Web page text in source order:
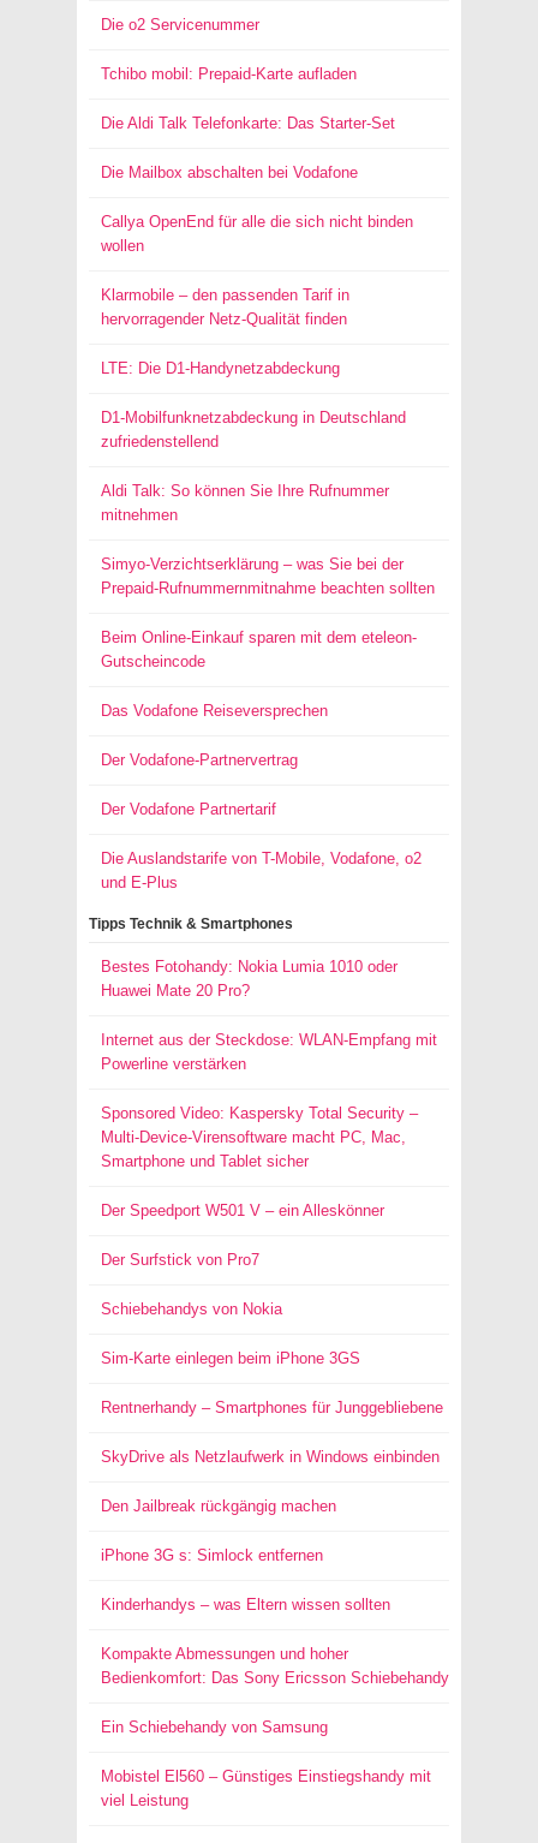
Die o2 Servicenummer
Tchibo mobil: Prepaid-Karte aufladen
Die Aldi Talk Telefonkarte: Das Starter-Set
Die Mailbox abschalten bei Vodafone
Callya OpenEnd für alle die sich nicht binden
wollen
Klarmobile – den passenden Tarif in
hervorragender Netz-Qualität finden
LTE: Die D1-Handynetzabdeckung
D1-Mobilfunknetzabdeckung in Deutschland
zufriedenstellend
Aldi Talk: So können Sie Ihre Rufnummer
mitnehmen
Simyo-Verzichtserklärung – was Sie bei der
Prepaid-Rufnummernmitnahme beachten sollten
Beim Online-Einkauf sparen mit dem eteleon-
Gutscheincode
Das Vodafone Reiseversprechen
Der Vodafone-Partnervertrag
Der Vodafone Partnertarif
Die Auslandstarife von T-Mobile, Vodafone, o2
und E-Plus
Tipps Technik & Smartphones
Bestes Fotohandy: Nokia Lumia 1010 oder
Huawei Mate 20 Pro?
Internet aus der Steckdose: WLAN-Empfang mit
Powerline verstärken
Sponsored Video: Kaspersky Total Security –
Multi-Device-Virensoftware macht PC, Mac,
Smartphone und Tablet sicher
Der Speedport W501 V – ein Alleskönner
Der Surfstick von Pro7
Schiebehandys von Nokia
Sim-Karte einlegen beim iPhone 3GS
Rentnerhandy – Smartphones für Junggebliebene
SkyDrive als Netzlaufwerk in Windows einbinden
Den Jailbreak rückgängig machen
iPhone 3G s: Simlock entfernen
Kinderhandys – was Eltern wissen sollten
Kompakte Abmessungen und hoher
Bedienkomfort: Das Sony Ericsson Schiebehandy
Ein Schiebehandy von Samsung
Mobistel El560 – Günstiges Einstiegshandy mit
viel Leistung